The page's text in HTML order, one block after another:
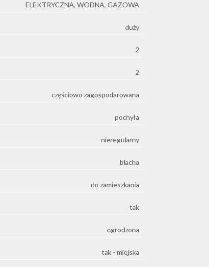
ELEKTRYCZNA, WODNA, GAZOWA
duży
2
2
częściowo zagospodarowana
pochyła
nieregularny
blacha
do zamieszkania
tak
ogrodzona
tak - miejska